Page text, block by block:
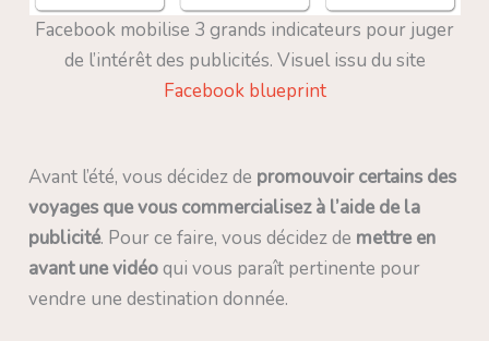
Facebook mobilise 3 grands indicateurs pour juger
de l’intérêt des publicités. Visuel issu du site
Facebook blueprint
Avant l’été, vous décidez de promouvoir certains des
voyages que vous commercialisez à l’aide de la
publicité. Pour ce faire, vous décidez de mettre en
avant une vidéoqui vous paraît pertinente pour
vendre une destination donnée.